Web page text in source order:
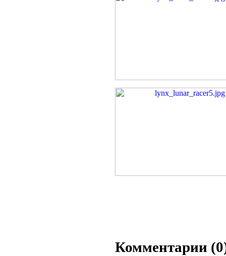
Комментарии